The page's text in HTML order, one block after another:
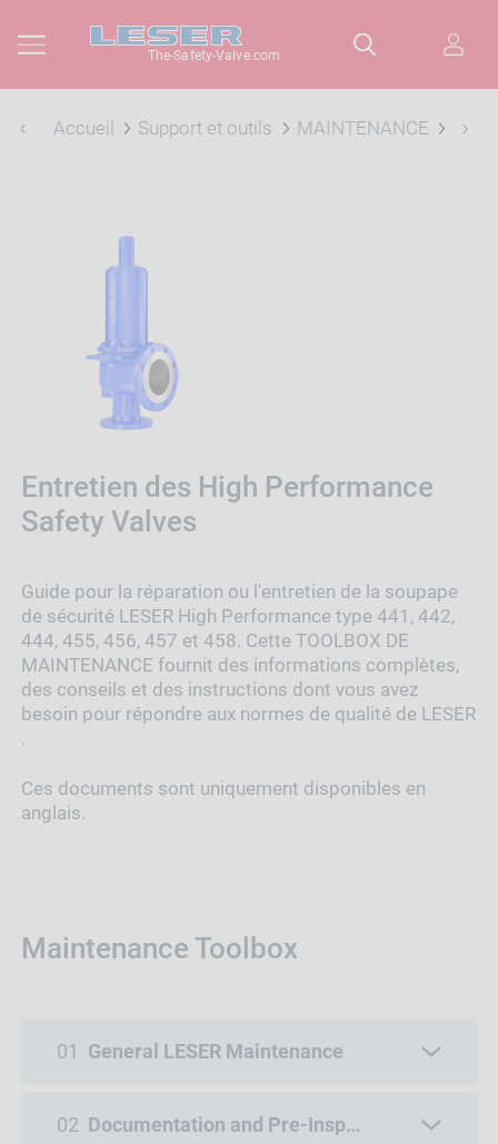
The-Safety-Valve.com
Accueil Support et outils MAINTENANCE
Entretien des High Performance
Safety Valves
Guide pour la réparation ou l'entretien de la soupape
de sécurité LESER High Performance type 441, 442,
444, 455, 456, 457 et 458. Cette TOOLBOX DE
MAINTENANCE fournit des informations complètes,
des conseils et des instructions dont vous avez
besoin pour répondre aux normes de qualité de LESER
.
Ces documents sont uniquement disponibles en
anglais.
Maintenance Toolbox
01 General LESER Maintenance
02 Documentation and Pre-Inspection